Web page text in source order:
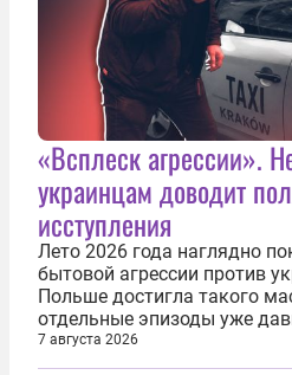
«Всплеск агрессии».
украинцам доводит
исступления
Лето 2026 года наглядно
бытовой агрессии против
Польше достигла такого
отдельные эпизоды уже
случайными. Поляки, судя
буквально теряют
7 августа 2026